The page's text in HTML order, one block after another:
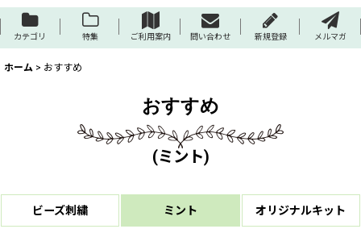
カテゴリ 特集 ご利用案内 問い合わせ 新規登録 メルマガ
ホーム > おすすめ
おすすめ
(ミント)
ビーズ刺繍 ミント オリジナルキット